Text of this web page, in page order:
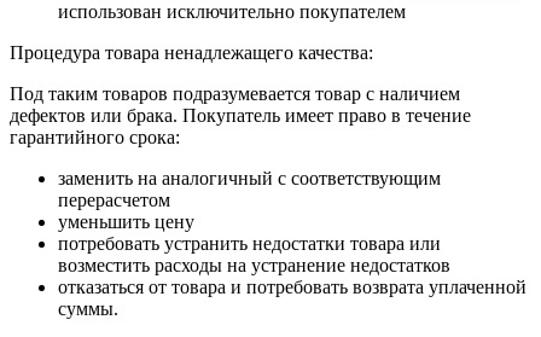
использован исключительно покупателем
Процедура товара ненадлежащего качества:
Под таким товаров подразумевается товар с наличием
дефектов или брака. Покупатель имеет право в течение
гарантийного срока:
заменить на аналогичный с соответствующим
перерасчетом
уменьшить цену
потребовать устранить недостатки товара или
возместить расходы на устранение недостатков
отказаться от товара и потребовать возврата уплаченной
суммы.